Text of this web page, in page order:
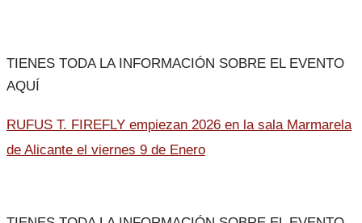
TIENES TODA LA INFORMACIÓN SOBRE EL EVENTO
AQUÍ
RUFUS T. FIREFLY empiezan 2026 en la sala Marmarela
de Alicante el viernes 9 de Enero